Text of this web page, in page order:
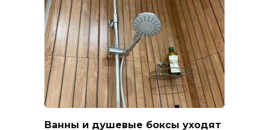
Ванны и душевые боксы уходят